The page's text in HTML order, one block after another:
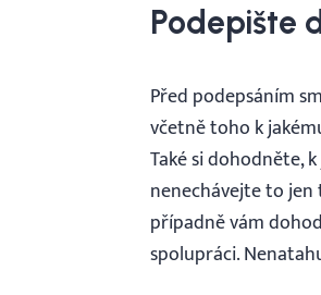
Podepište
Před podepsáním
včetně toho k
Také si dohodněte,
nenechávejte to jen
případně vám
spolupráci.